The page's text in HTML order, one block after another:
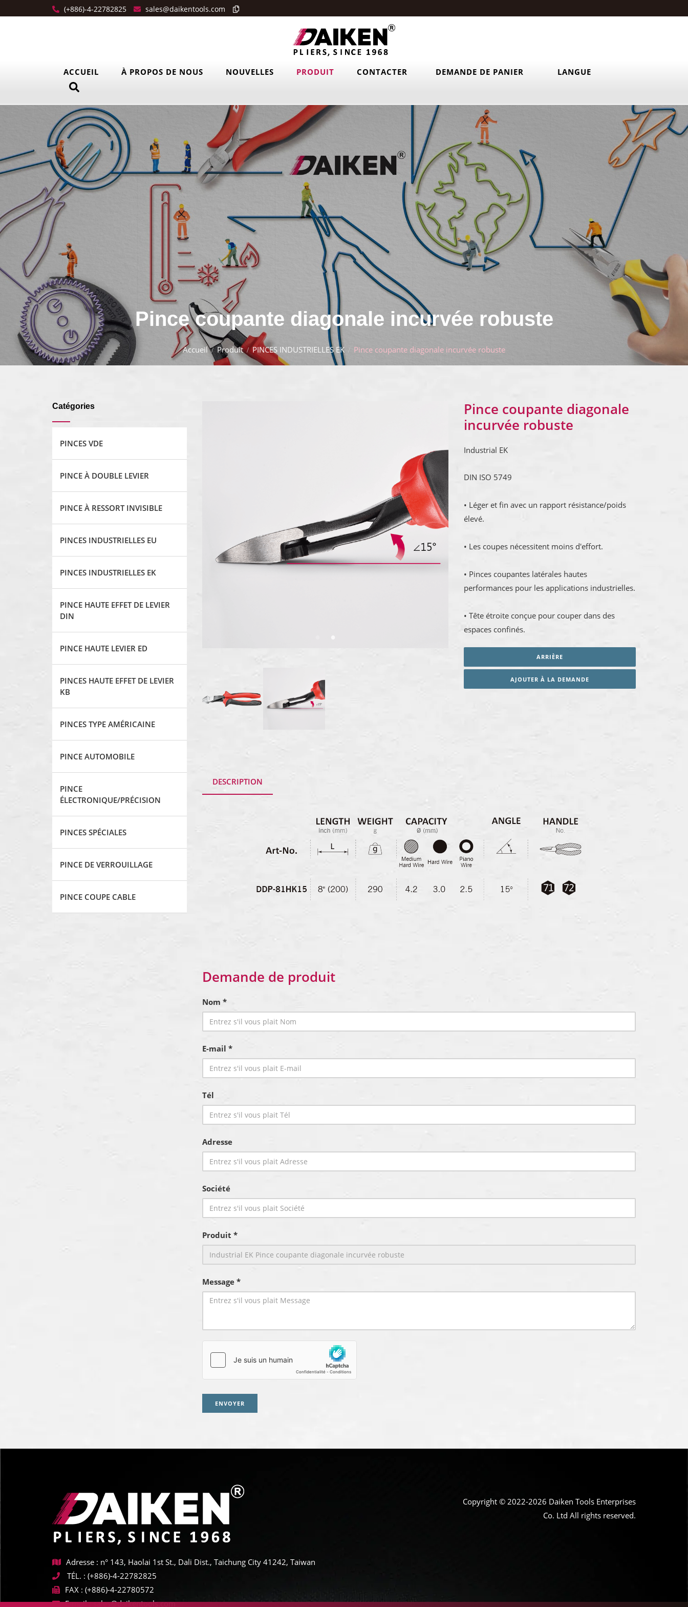
(+886)-4-22782825 sales@daikentools.com
ACCUEIL À PROPOS DE NOUS NOUVELLES PRODUIT CONTACTER DEMANDE DE PANIER LANGUE
Pince coupante diagonale incurvée robuste
Accueil Produit PINCES INDUSTRIELLES EK Pince coupante diagonale incurvée robuste
Catégories
PINCES VDE
PINCE À DOUBLE LEVIER
PINCE À RESSORT INVISIBLE
PINCES INDUSTRIELLES EU
PINCES INDUSTRIELLES EK
PINCE HAUTE EFFET DE LEVIER
DIN
PINCE HAUTE LEVIER ED
PINCES HAUTE EFFET DE LEVIER
KB
PINCES TYPE AMÉRICAINE
PINCE AUTOMOBILE
PINCE
ÉLECTRONIQUE/PRÉCISION
PINCES SPÉCIALES
PINCE DE VERROUILLAGE
PINCE COUPE CABLE
Pince coupante diagonale
incurvée robuste
Industrial EK
DIN ISO 5749
• Léger et fin avec un rapport résistance/poids
élevé.
• Les coupes nécessitent moins d'effort.
• Pinces coupantes latérales hautes
performances pour les applications industrielles.
• Tête étroite conçue pour couper dans des
espaces confinés.
ARRIÈRE
AJOUTER À LA DEMANDE
DESCRIPTION
Demande de produit
Nom *
E-mail *
Tél
Adresse
Société
Produit *
Message *
ENVOYER
Adresse : n° 143, Haolai 1st St., Dali Dist., Taichung City 41242, Taiwan
TÉL. : (+886)-4-22782825
FAX : (+886)-4-22780572
E-mail : sales@daikentools.com
Copyright © 2022-2026 Daiken Tools Enterprises
Co. Ltd All rights reserved.